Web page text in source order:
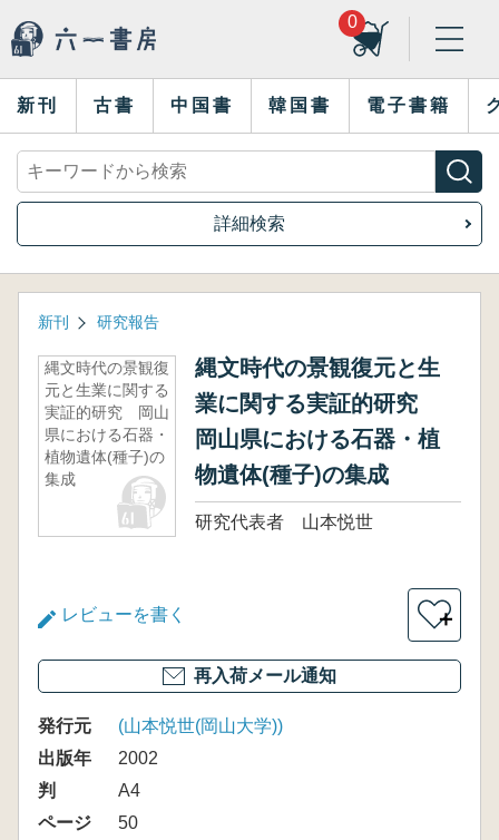
0
新刊 古書 中国書 韓国書 電子書籍
詳細検索
新刊 研究報告
縄文時代の景観復
元と生業に関する
実証的研究 岡山
県における石器・
植物遺体(種子)の
集成
縄文時代の景観復元と生
業に関する実証的研究
岡山県における石器・植
物遺体(種子)の集成
研究代表者 山本悦世
レビューを書く ＋
再入荷メール通知
発行元
(山本悦世(岡山大学))
出版年
2002
判
A4
ページ
50